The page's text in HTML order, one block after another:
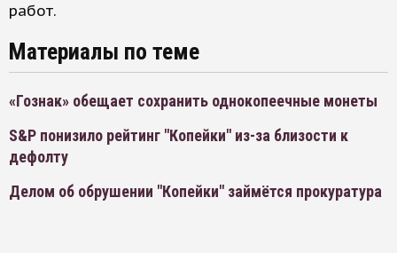
работ.
Материалы по теме
«Гознак» обещает сохранить однокопеечные монеты
S&P понизило рейтинг "Копейки" из-за близости к
дефолту
Делом об обрушении "Копейки" займётся прокуратура